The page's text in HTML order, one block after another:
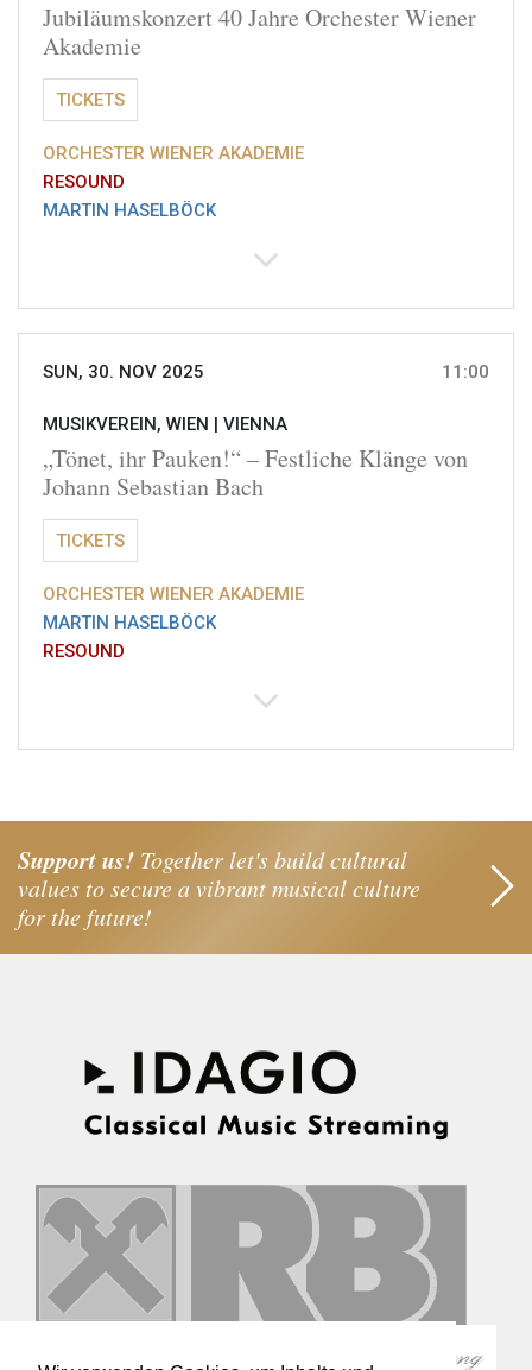
Jubiläumskonzert 40 Jahre Orchester Wiener
Akademie
TICKETS
ORCHESTER WIENER AKADEMIE
RESOUND
MARTIN HASELBÖCK
SUN, 30. NOV 2025 11:00
MUSIKVEREIN, WIEN | VIENNA
„Tönet, ihr Pauken!“ – Festliche Klänge von
Johann Sebastian Bach
TICKETS
ORCHESTER WIENER AKADEMIE
MARTIN HASELBÖCK
RESOUND
Support us! Together let's build cultural
values to secure a vibrant musical culture
for the future!